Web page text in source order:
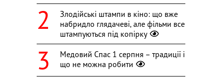
Злодійські штампи в кіно: що вже
набридло глядачеві, але фільми все
штампуються під копірку
Медовий Спас 1 серпня – традиції і
що не можна робити